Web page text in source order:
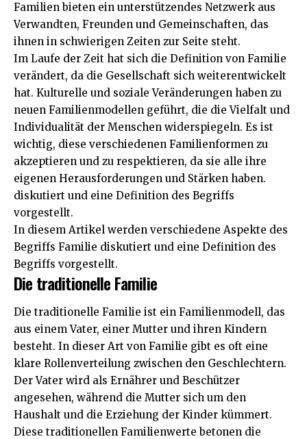
Familien bieten ein unterstützendes Netzwerk aus
Verwandten, Freunden und Gemeinschaften, das
ihnen in schwierigen Zeiten zur Seite steht.
Im Laufe der Zeit hat sich die Definition von Familie
verändert, da die Gesellschaft sich weiterentwickelt
hat. Kulturelle und soziale Veränderungen haben zu
neuen Familienmodellen geführt, die die Vielfalt und
Individualität der Menschen widerspiegeln. Es ist
wichtig, diese verschiedenen Familienformen zu
akzeptieren und zu respektieren, da sie alle ihre
eigenen Herausforderungen und Stärken haben.
diskutiert und eine Definition des Begriffs
vorgestellt.
In diesem Artikel werden verschiedene Aspekte des
Begriffs Familie diskutiert und eine Definition des
Begriffs vorgestellt.
Die traditionelle Familie
Die traditionelle Familie ist ein Familienmodell, das
aus einem Vater, einer Mutter und ihren Kindern
besteht. In dieser Art von Familie gibt es oft eine
klare Rollenverteilung zwischen den Geschlechtern.
Der Vater wird als Ernährer und Beschützer
angesehen, während die Mutter sich um den
Haushalt und die Erziehung der Kinder kümmert.
Diese traditionellen Familienwerte betonen die